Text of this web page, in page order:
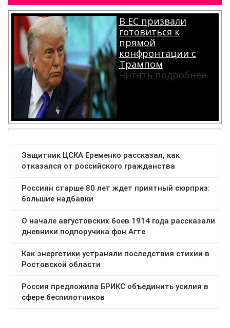
В ЕС призвали
готовиться к
прямой
конфронтации с
Трампом
Читать подробнее